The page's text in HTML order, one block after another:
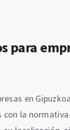
para
en
la